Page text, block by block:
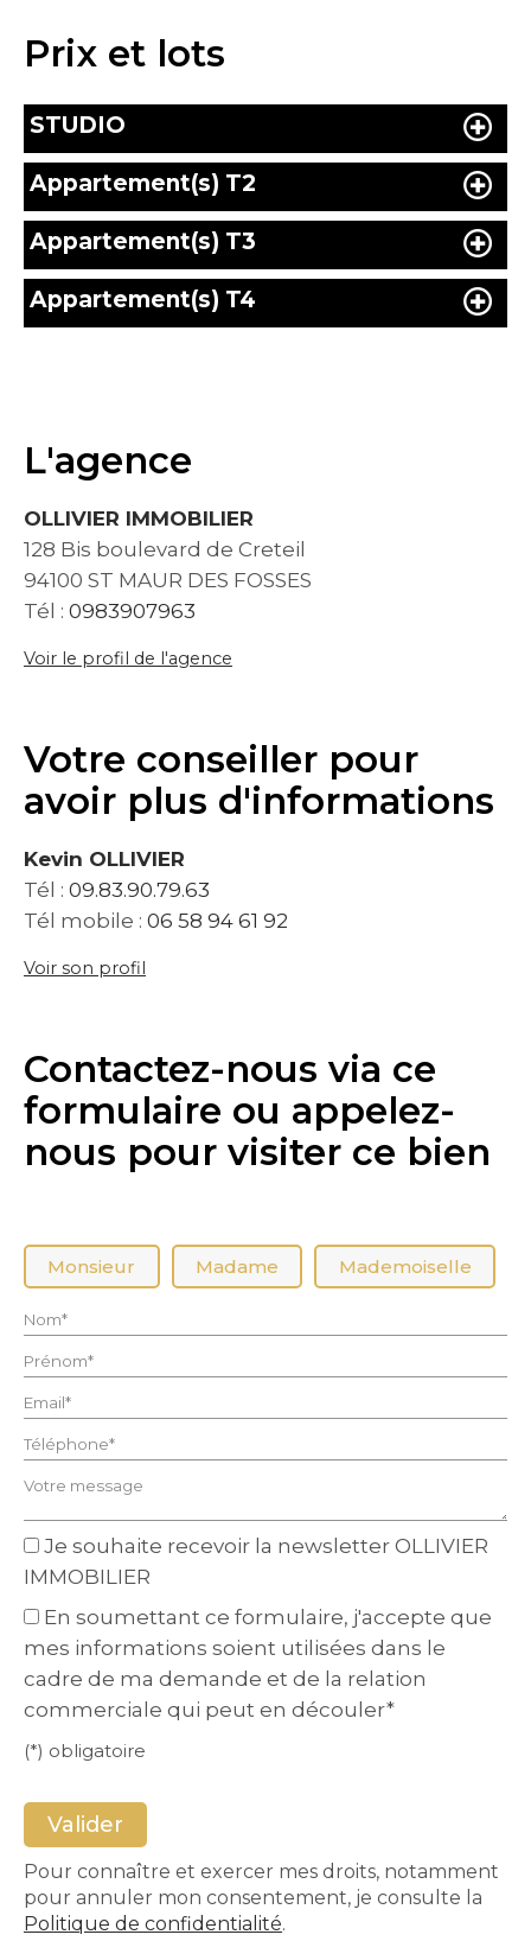
Prix et lots
STUDIO
Appartement(s) T2
Appartement(s) T3
Appartement(s) T4
L'agence
OLLIVIER IMMOBILIER
128 Bis boulevard de Creteil
94100 ST MAUR DES FOSSES
Tél : 0983907963
Voir le profil de l'agence
Votre conseiller pour
avoir plus d'informations
Kevin OLLIVIER
Tél : 09.83.90.79.63
Tél mobile : 06 58 94 61 92
Voir son profil
Contactez-nous via ce
formulaire ou appelez-
nous pour visiter ce bien
Civilité :
Monsieur Madame Mademoiselle
Nom* :
Prénom* :
Email* :
Téléphone* :
Votre message :
Je souhaite recevoir la newsletter OLLIVIER
IMMOBILIER
En soumettant ce formulaire, j'accepte que
mes informations soient utilisées dans le
cadre de ma demande et de la relation
commerciale qui peut en découler*
(*) obligatoire
Pour connaître et exercer mes droits, notamment
pour annuler mon consentement, je consulte la
Politique de confidentialité.